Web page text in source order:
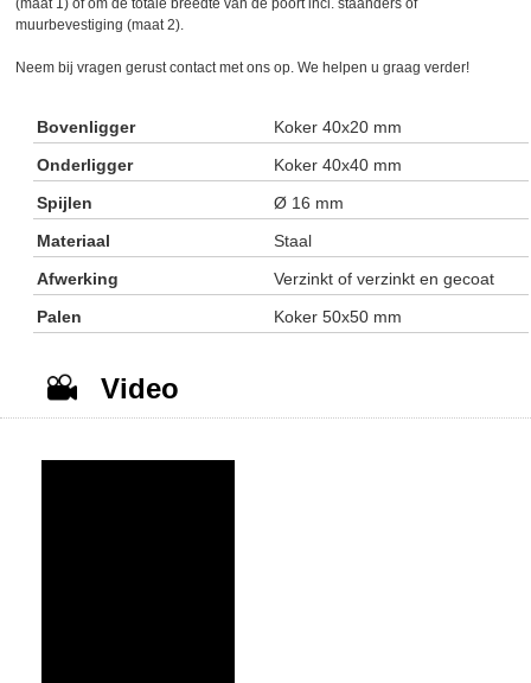
(maat 1) of om de totale breedte van de poort incl. staanders of
muurbevestiging (maat 2).
Neem bij vragen gerust contact met ons op. We helpen u graag verder!
Bovenligger
Koker 40x20 mm
Onderligger
Koker 40x40 mm
Spijlen
Ø 16 mm
Materiaal
Staal
Afwerking
Verzinkt of verzinkt en gecoat
Palen
Koker 50x50 mm
Video